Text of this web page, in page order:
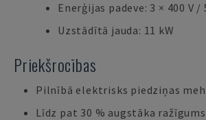
Enerģijas padeve: 3 × 400 V /
Uzstādītā jauda: 11 kW
Priekšrocības
Pilnībā elektrisks piedziņas
Līdz pat 30 % augstāka ražīgums